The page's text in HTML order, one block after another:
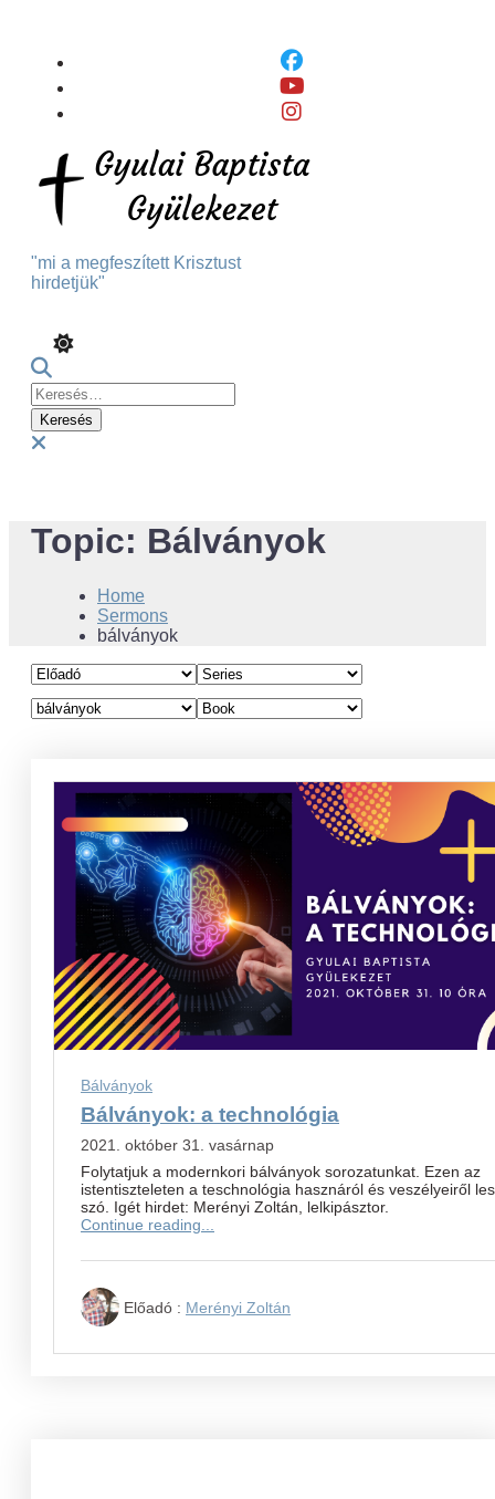
Content
"mi a megfeszített Krisztust
hirdetjük"
Keresés:
Topic: Bálványok
Home
Sermons
bálványok
Bálványok
Bálványok: a technológia
2021. október 31. vasárnap
Folytatjuk a modernkori bálványok sorozatunkat. Ezen az
istentiszteleten a teschnológia hasznáról és veszélyeiről
szó. Igét hirdet: Merényi Zoltán, lelkipásztor.
Continue reading...
Előadó : Merényi Zoltán